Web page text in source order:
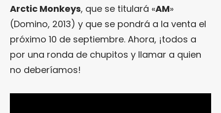
Arctic Monkeys, que se titulará «AM»
(Domino, 2013) y que se pondrá a la venta el
próximo 10 de septiembre. Ahora, ¡todos a
por una ronda de chupitos y llamar a quien
no deberíamos!